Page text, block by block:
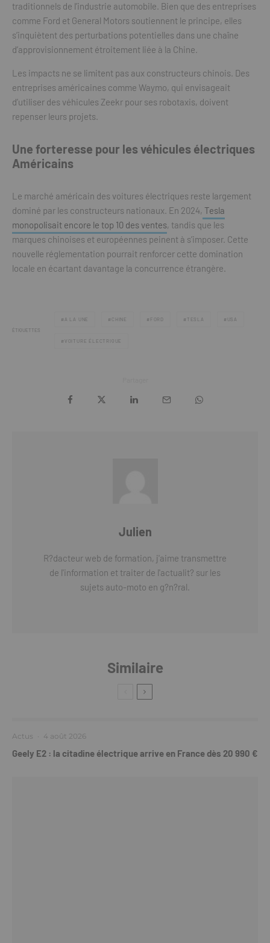
traditionnels de l’industrie automobile. Bien que des entreprises
comme Ford et General Motors soutiennent le principe, elles
s’inquiètent des perturbations potentielles dans une chaîne
d’approvisionnement étroitement liée à la Chine.
Les impacts ne se limitent pas aux constructeurs chinois. Des
entreprises américaines comme Waymo, qui envisageait
d’utiliser des véhicules Zeekr pour ses robotaxis, doivent
repenser leurs projets.
Une forteresse pour les véhicules électriques
Américains
Le marché américain des voitures électriques reste largement
dominé par les constructeurs nationaux. En 2024, Tesla
monopolisait encore le top 10 des ventes, tandis que les
marques chinoises et européennes peinent à s’imposer. Cette
nouvelle réglementation pourrait renforcer cette domination
locale en écartant davantage la concurrence étrangère.
ÉTIQUETTES
A LA UNE CHINE FORD TESLA USA
VOITURE ÉLECTRIQUE
Julien
R?dacteur web de formation, j'aime transmettre
de l'information et traiter de l'actualit? sur les
sujets auto-moto en g?n?ral.
Similaire
Actus · 4 août 2026
Geely E2 : la citadine électrique arrive en France dès 20 990 €